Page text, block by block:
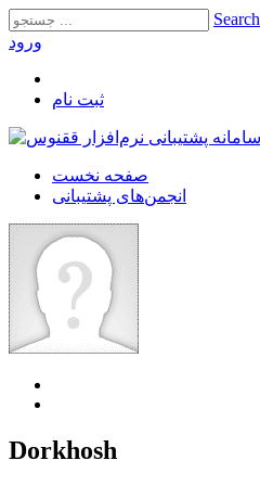
Search
ورود
ثبت‌ نام
صفحه نخست
انجمن‌های پشتیبانی
Dorkhosh